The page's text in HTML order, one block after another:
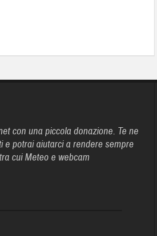
con una piccola donazione. Te ne
e potrai aiutarci a rendere sempre
cui Meteo e webcam